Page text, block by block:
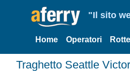
"Il sito
Home Operatori Rotte
Traghetto Seattle